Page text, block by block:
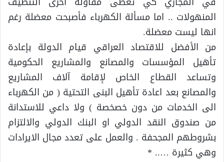
المنهولات .. اما مسألة الكهرباء فأصبحت معضلة رغم
انها ليست معضلة.
من الأفضل للاقتصاد العراقي قيام الدولة بإعادة
تأهيل المؤسسات والمصانع والمشاريع الحكومية
وتساعد القطاع الخاص لإقامة آلاف المشاريع
والمصانع بعد اعادة تأهيل البنى التحتية ( من الكهرباء
الى الخدمات من دون خصخصة ) ولا داعي للاستدانة
من صندوق النقد الدولي او البنك الدولي والالتزام
بشروطهم المجحفة . والعمل على تعدد مجال الايرادات
وهي كثيرة ….. *